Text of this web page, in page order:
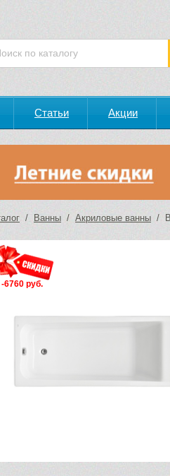
Статьи Акции
/ Ванны / Акриловые ванны /
-6760 руб.